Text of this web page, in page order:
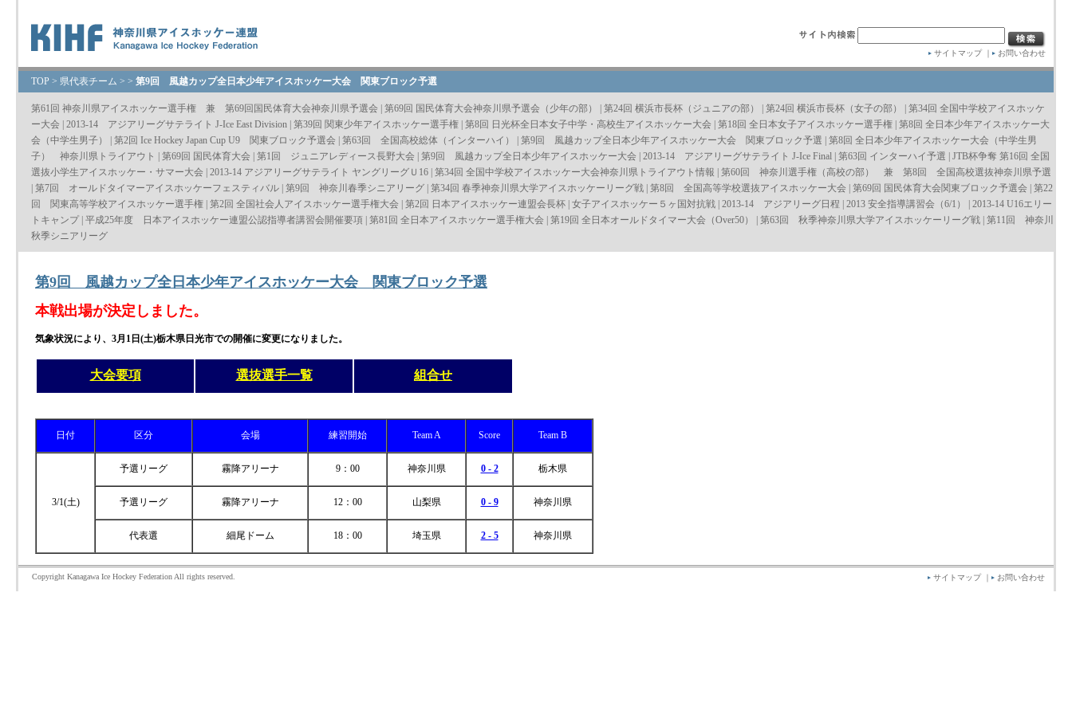
サイトマップ｜ お問い合わせ
TOP > 県代表チーム > > 第9回 風越カップ全日本少年アイスホッケー大会 関東ブロック予選
第61回 神奈川県アイスホッケー選手権 兼 第69回国民体育大会神奈川県予選会 | 第69回 国民体育大会神奈川県予選会（少年の部） | 第24回 横浜市長杯（ジュニアの部） | 第24回 横浜市長杯（女子の部） | 第34回 全国中学校アイスホッケ
ー大会 | 2013-14 アジアリーグサテライト J-Ice East Division | 第39回 関東少年アイスホッケー選手権 | 第8回 日光杯全日本女子中学・高校生アイスホッケー大会 | 第18回 全日本女子アイスホッケー選手権 | 第8回 全日本少年アイスホッケー大
会（中学生男子）
| 第2回 Ice Hockey Japan Cup U9 関東ブロック予選会 | 第63回 全国高校総体（インターハイ） | 第9回 風越カップ全日本少年アイスホッケー大会 関東ブロック予選 | 第8回 全日本少年アイスホッケー大会（中学生男
子） 神奈川県トライアウト | 第69回 国民体育大会 | 第1回 ジュニアレディース長野大会 | 第9回 風越カップ全日本少年アイスホッケー大会 | 2013-14 アジアリーグサテライト J-Ice Final | 第63回 インターハイ予選 | JTB杯争奪 第16回 全国
選抜小学生アイスホッケー・サマー大会 | 2013-14 アジアリーグサテライト ヤングリーグＵ16 | 第34回 全国中学校アイスホッケー大会神奈川県トライアウト情報 | 第60回 神奈川選手権（高校の部） 兼 第8回 全国高校選抜神奈川県予選
| 第7回 オールドタイマーアイスホッケーフェスティバル | 第9回 神奈川春季シニアリーグ | 第34回 春季神奈川県大学アイスホッケーリーグ戦 | 第8回 全国高等学校選抜アイスホッケー大会 | 第69回 国民体育大会関東ブロック予選会 | 第22
回 関東高等学校アイスホッケー選手権 | 第2回 全国社会人アイスホッケー選手権大会 | 第2回 日本アイスホッケー連盟会長杯 | 女子アイスホッケー５ヶ国対抗戦 | 2013-14 アジアリーグ日程 | 2013 安全指導講習会（6/1） | 2013-14 U16エリー
トキャンプ | 平成25年度 日本アイスホッケー連盟公認指導者講習会開催要項 | 第81回 全日本アイスホッケー選手権大会 | 第19回 全日本オールドタイマー大会（Over50） | 第63回 秋季神奈川県大学アイスホッケーリーグ戦 | 第11回 神奈川
秋季シニアリーグ
第9回 風越カップ全日本少年アイスホッケー大会 関東ブロック予選
本戦出場が決定しました。
気象状況により、3月1日(土)栃木県日光市での開催に変更になりました。
大会要項 選抜選手一覧 組合せ
日付 区分 会場 練習開始 Team A Score Team B
3/1(土)
予選リーグ 霧降アリーナ 9：00 神奈川県 0 - 2 栃木県
予選リーグ 霧降アリーナ 12：00 山梨県 0 - 9 神奈川県
代表選 細尾ドーム 18：00 埼玉県 2 - 5 神奈川県
Copyright Kanagawa Ice Hockey Federation All rights reserved. サイトマップ｜ お問い合わせ